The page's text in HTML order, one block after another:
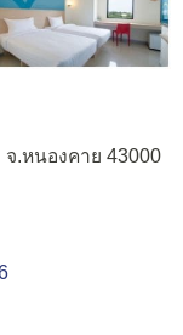
จ.หนองคาย 43000